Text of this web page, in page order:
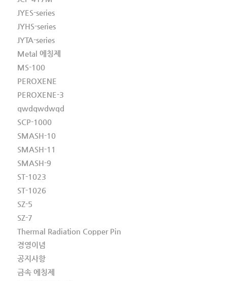
JYES-series
JYHS-series
JYTA-series
Metal 에칭제
MS-100
PEROXENE
PEROXENE-3
qwdqwdwqd
SCP-1000
SMASH-10
SMASH-11
SMASH-9
ST-1023
ST-1026
SZ-5
SZ-7
Thermal Radiation Copper Pin
경영이념
공지사항
금속 에칭제